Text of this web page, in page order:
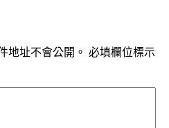
地址不會公開。 必填欄位標示